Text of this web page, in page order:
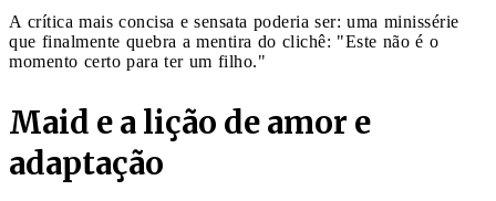
A crítica mais concisa e sensata poderia ser: uma minissérie
que finalmente quebra a mentira do clichê: "Este não é o
momento certo para ter um filho."
Maid e a lição de amor e
adaptação